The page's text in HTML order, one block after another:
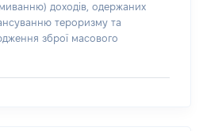
доходів, одержаних
тероризму та
зброї масового